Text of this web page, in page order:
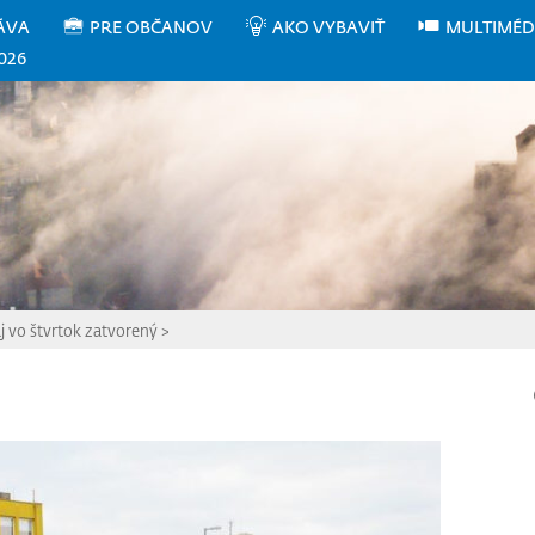
PRE OBČANOV AKO VYBAVIŤ
vo štvrtok zatvorený>